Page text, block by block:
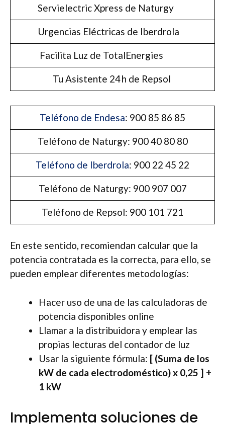
Servielectric Xpress de Naturgy
Urgencias Eléctricas de Iberdrola
Facilita Luz de TotalEnergies
Tu Asistente 24 h de Repsol
Teléfono de Endesa: 900 85 86 85
Teléfono de Naturgy: 900 40 80 80
Teléfono de Iberdrola: 900 22 45 22
Teléfono de Naturgy: 900 907 007
Teléfono de Repsol: 900 101 721
En este sentido, recomiendan calcular que la
potencia contratada es la correcta, para ello, se
pueden emplear diferentes metodologías:
Hacer uso de una de las calculadoras de
potencia disponibles online
Llamar a la distribuidora y emplear las
propias lecturas del contador de luz
Usar la siguiente fórmula: [ (Suma de los
kW de cada electrodoméstico) x 0,25 ] +
1 kW
Implementa soluciones de